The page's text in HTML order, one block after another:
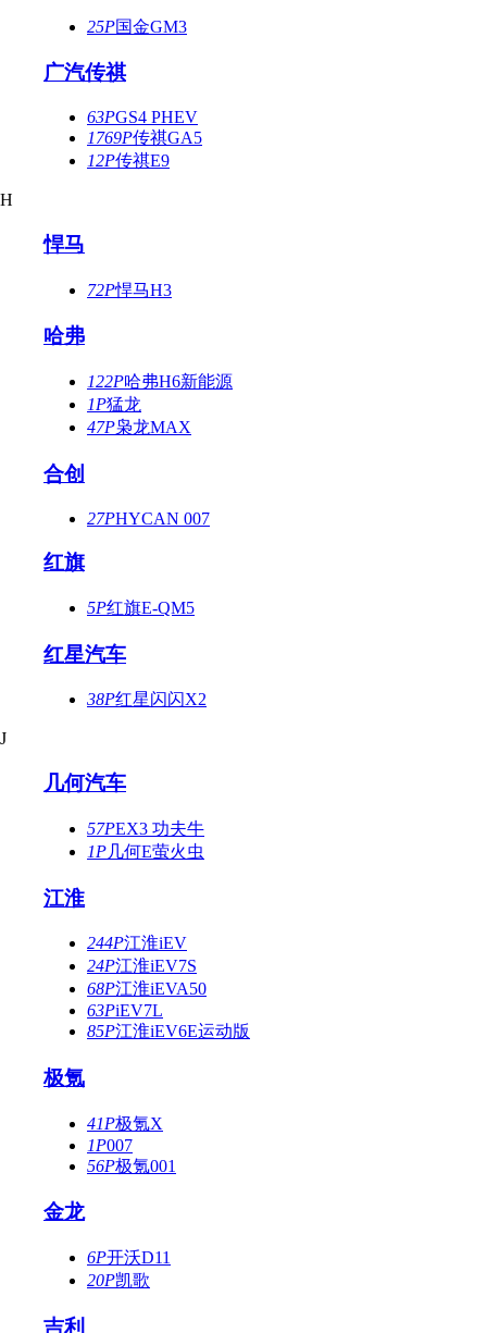
25P国金GM3
广汽传祺
63PGS4 PHEV
1769P传祺GA5
12P传祺E9
H
悍马
72P悍马H3
哈弗
122P哈弗H6新能源
1P猛龙
47P枭龙MAX
合创
27PHYCAN 007
红旗
5P红旗E-QM5
红星汽车
38P红星闪闪X2
J
几何汽车
57PEX3 功夫牛
1P几何E萤火虫
江淮
244P江淮iEV
24P江淮iEV7S
68P江淮iEVA50
63PiEV7L
85P江淮iEV6E运动版
极氪
41P极氪X
1P007
56P极氪001
金龙
6P开沃D11
20P凯歌
吉利